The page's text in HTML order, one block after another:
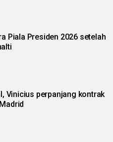
Piala Presiden 2026 setelah
kontrak